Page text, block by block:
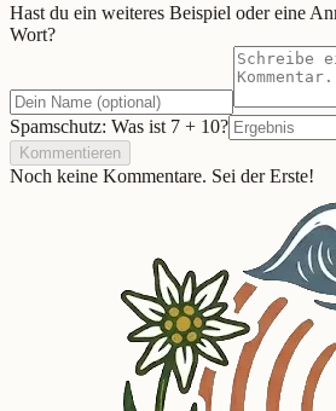
Hast du ein weiteres Beispiel oder eine
Wort?
Spamschutz: Was ist 7 + 10?
Kommentieren
Noch keine Kommentare. Sei der Erste!